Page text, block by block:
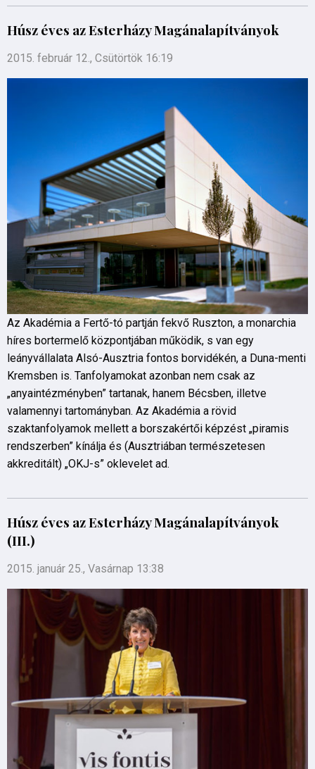
Húsz éves az Esterházy Magánalapítványok
2015. február 12., Csütörtök 16:19
Az Akadémia a Fertő-tó partján fekvő Ruszton, a monarchia
híres bortermelő központjában működik, s van egy
leányvállalata Alsó-Ausztria fontos borvidékén, a Duna-menti
Kremsben is. Tanfolyamokat azonban nem csak az
„anyaintézményben” tartanak, hanem Bécsben, illetve
valamennyi tartományban. Az Akadémia a rövid
szaktanfolyamok mellett a borszakértői képzést „piramis
rendszerben” kínálja és (Ausztriában természetesen
akkreditált) „OKJ-s” oklevelet ad.
Húsz éves az Esterházy Magánalapítványok
(III.)
2015. január 25., Vasárnap 13:38